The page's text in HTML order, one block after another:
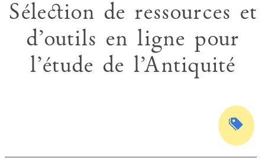
Sélection de ressources et
d’outils en ligne pour
l’étude de l’Antiquité